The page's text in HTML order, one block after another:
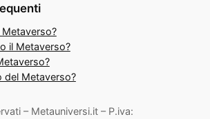
il Metaverso?
del Metaverso?
– Metauniversi.it – P.iva: